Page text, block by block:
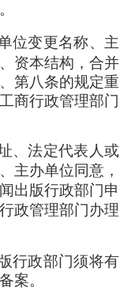
位变更名称、主
资本结构 ， 合并
第八条的规定重
商行政管理部门
、法定代表人或
主办单位同意 ，
出版行政部门申
政管理部门办理
行政部门须将有
案。